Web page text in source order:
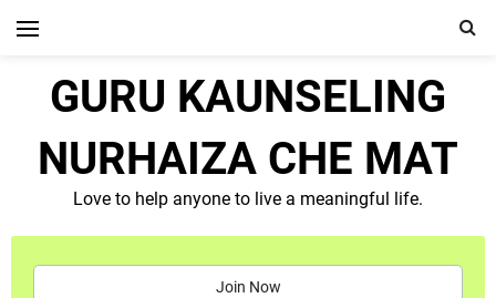
GURU KAUNSELING
NURHAIZA CHE MAT
Love to help anyone to live a meaningful life.
Join Now